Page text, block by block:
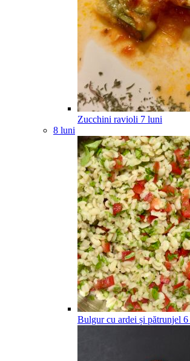
Zucchini ravioli 7 luni
8 luni
Bulgur cu ardei și pătrunjel 6